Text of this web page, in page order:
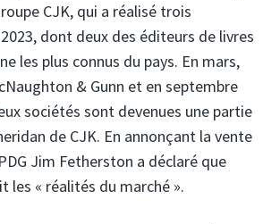
CJK, qui a réalisé trois
dont deux des éditeurs de livres
les plus connus du pays. En mars,
& Gunn et en septembre
sociétés sont devenues une partie
de CJK. En annonçant la vente
Jim Fetherston a déclaré que
les « réalités du marché ».